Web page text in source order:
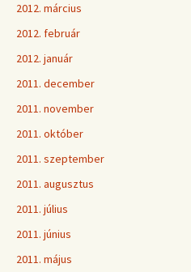
2012. március
2012. február
2012. január
2011. december
2011. november
2011. október
2011. szeptember
2011. augusztus
2011. július
2011. június
2011. május